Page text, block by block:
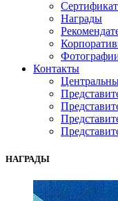
Награды
Контакты
НАГРАДЫ